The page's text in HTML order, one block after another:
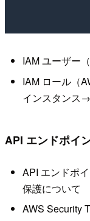
IAM ユーザー
IAM ロール（
インスタンス
API エンドポイ
API エンドポ
保護について
AWS Security